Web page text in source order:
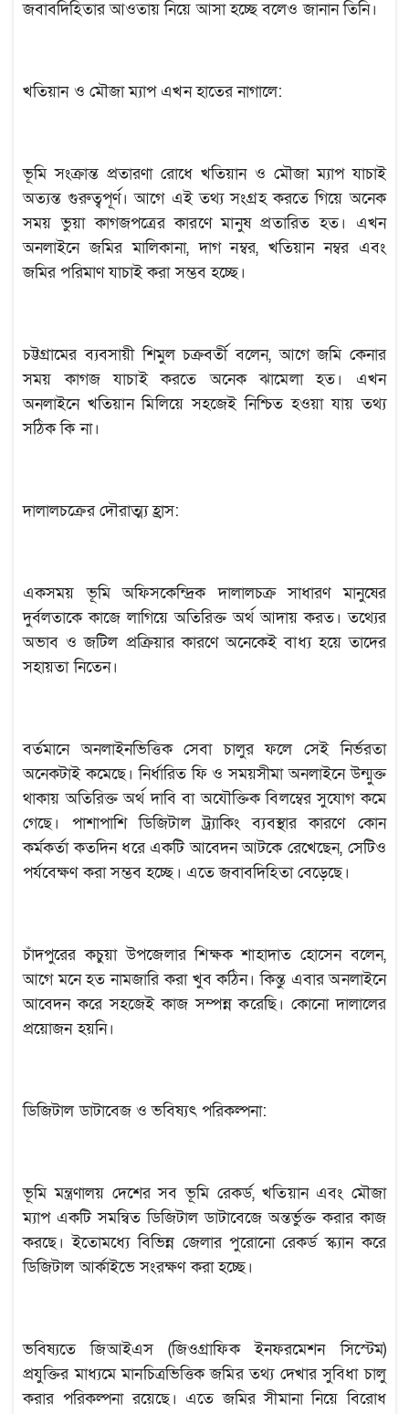
জবাবদিহিতার আওতায় নিয়ে আসা হচ্ছে বলেও জানান তিনি।
খতিয়ান ও মৌজা ম্যাপ এখন হাতের নাগালে:
ভূমি সংক্রান্ত প্রতারণা রোধে খতিয়ান ও মৌজা ম্যাপ যাচাই
অত্যন্ত গুরুত্বপূর্ণ। আগে এই তথ্য সংগ্রহ করতে গিয়ে অনেক
সময় ভুয়া কাগজপত্রের কারণে মানুষ প্রতারিত হত। এখন
অনলাইনে জমির মালিকানা, দাগ নম্বর, খতিয়ান নম্বর এবং
জমির পরিমাণ যাচাই করা সম্ভব হচ্ছে।
চট্টগ্রামের ব্যবসায়ী শিমুল চক্রবর্তী বলেন, আগে জমি কেনার
সময় কাগজ যাচাই করতে অনেক ঝামেলা হত। এখন
অনলাইনে খতিয়ান মিলিয়ে সহজেই নিশ্চিত হওয়া যায় তথ্য
সঠিক কি না।
দালালচক্রের দৌরাত্ম্য হ্রাস:
একসময় ভূমি অফিসকেন্দ্রিক দালালচক্র সাধারণ মানুষের
দুর্বলতাকে কাজে লাগিয়ে অতিরিক্ত অর্থ আদায় করত। তথ্যের
অভাব ও জটিল প্রক্রিয়ার কারণে অনেকেই বাধ্য হয়ে তাদের
সহায়তা নিতেন।
বর্তমানে অনলাইনভিত্তিক সেবা চালুর ফলে সেই নির্ভরতা
অনেকটাই কমেছে। নির্ধারিত ফি ও সময়সীমা অনলাইনে উন্মুক্ত
থাকায় অতিরিক্ত অর্থ দাবি বা অযৌক্তিক বিলম্বের সুযোগ কমে
গেছে। পাশাপাশি ডিজিটাল ট্র্যাকিং ব্যবস্থার কারণে কোন
কর্মকর্তা কতদিন ধরে একটি আবেদন আটকে রেখেছেন, সেটিও
পর্যবেক্ষণ করা সম্ভব হচ্ছে। এতে জবাবদিহিতা বেড়েছে।
চাঁদপুরের কচুয়া উপজেলার শিক্ষক শাহাদাত হোসেন বলেন,
আগে মনে হত নামজারি করা খুব কঠিন। কিন্তু এবার অনলাইনে
আবেদন করে সহজেই কাজ সম্পন্ন করেছি। কোনো দালালের
প্রয়োজন হয়নি।
ডিজিটাল ডাটাবেজ ও ভবিষ্যৎ পরিকল্পনা:
ভূমি মন্ত্রণালয় দেশের সব ভূমি রেকর্ড, খতিয়ান এবং মৌজা
ম্যাপ একটি সমন্বিত ডিজিটাল ডাটাবেজে অন্তর্ভুক্ত করার কাজ
করছে। ইতোমধ্যে বিভিন্ন জেলার পুরোনো রেকর্ড স্ক্যান করে
ডিজিটাল আর্কাইভে সংরক্ষণ করা হচ্ছে।
ভবিষ্যতে জিআইএস (জিওগ্রাফিক ইনফরমেশন সিস্টেম)
প্রযুক্তির মাধ্যমে মানচিত্রভিত্তিক জমির তথ্য দেখার সুবিধা চালু
করার পরিকল্পনা রয়েছে। এতে জমির সীমানা নিয়ে বিরোধ